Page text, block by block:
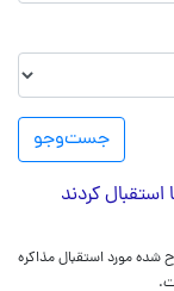
جست‌و‌جو
استقبال کردند
شده مورد استقبال مذاکره